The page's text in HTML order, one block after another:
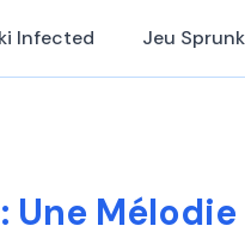
Infected Jeu
Une